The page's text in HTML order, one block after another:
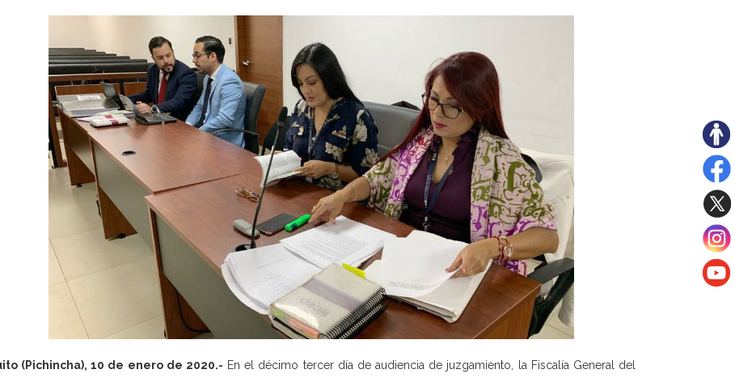
(Pichincha), 10 de enero de 2020.- En el décimo tercer día de audiencia de juzgamiento, la Fiscalía General del